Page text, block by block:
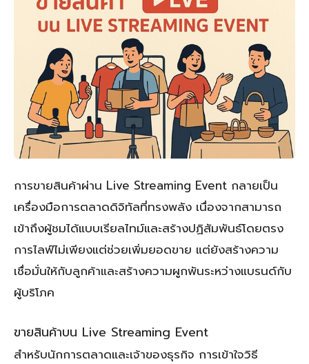
การขายสินค้าผ่าน Live Streaming Event กลายเป็น
เครื่องมือการตลาดดิจิทัลที่ทรงพลัง เนื่องจากสามารถ
เข้าถึงผู้ชมได้แบบเรียลไทม์และสร้างปฏิสัมพันธ์โดยตรง
การไลฟ์ไม่เพียงแต่ช่วยเพิ่มยอดขาย แต่ยังสร้างความ
เชื่อมั่นให้กับลูกค้าและสร้างความผูกพันระหว่างแบรนด์กับ
ผู้บริโภค
ขายสินค้าบน Live Streaming Event
สำหรับนักการตลาดและเจ้าของธุรกิจ การเข้าใจวิธี